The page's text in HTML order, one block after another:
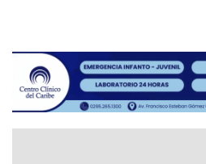
4
REGIONALES
suman